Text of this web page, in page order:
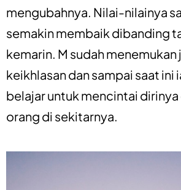
mengubahnya. Nilai-nilainya
semakin membaik dibanding
kemarin. M sudah menemukan
keikhlasan dan sampai saat ini
belajar untuk mencintai
orang di sekitarnya.